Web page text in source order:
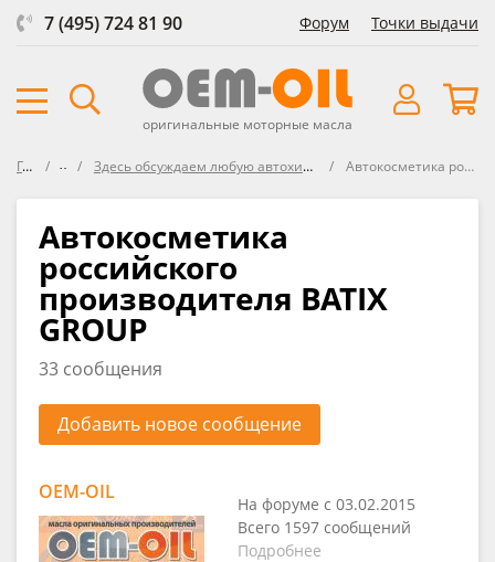
7 (495) 724 81 90 Форум Точки выдачи
оригинальные моторные масла
Главная ФорумЗдесь обсуждаем любую автохимию, средства защиты, представленнуе в ОЕМ-OIL и не только Автокосметика российского производителя BATIX GROUP
Автокосметика
российского
производителя BATIX
GROUP
33 сообщения
Добавить новое сообщение
OEM-OIL
На форуме с 03.02.2015
Всего 1597 сообщений
Подробнее